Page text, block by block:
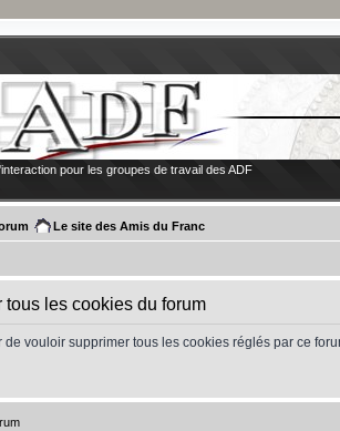
pour les groupes de travail des ADF
Le site des Amis du Franc
tous les cookies du forum
de vouloir supprimer tous les cookies réglés par ce